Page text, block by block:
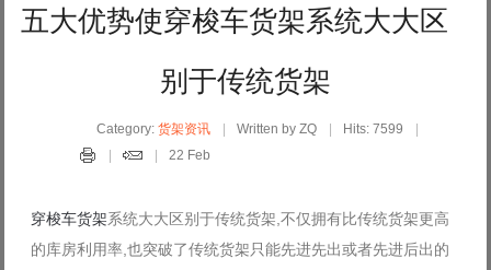
五大优势使穿梭车货架系统大大区
别于传统货架
Category:货架资讯 Written by ZQ
Hits: 7599
22 Feb
穿梭车货架系统大大区别于传统货架,不仅拥有比传统货架更高
的库房利用率,也突破了传统货架只能先进先出或者先进后出的
Remember Me
Log in with Facebook